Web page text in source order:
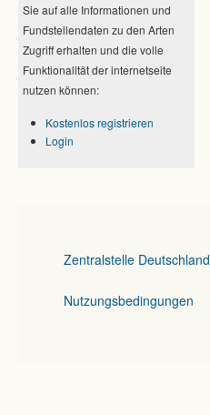
Sie auf alle Informationen und
Fundstellendaten zu den Arten
Zugriff erhalten und die volle
Funktionalität der internetseite
nutzen können:
Kostenlos registrieren
Login
Zentralstelle Deutschland
Nutzungsbedingungen